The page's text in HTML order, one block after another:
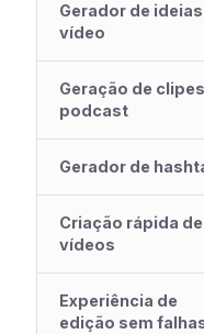
Gerador de
vídeo
Geração de
podcast
Gerador de
Criação rápida de
vídeos
Experiência de
edição sem